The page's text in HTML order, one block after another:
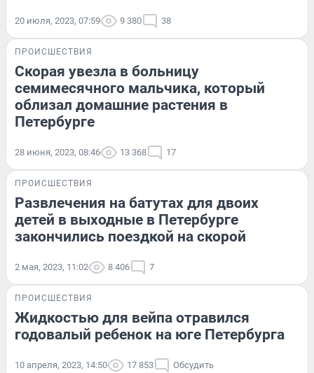
20 июля, 2023, 07:59 9 380 38
ПРОИСШЕСТВИЯ
Скорая увезла в больницу
семимесячного мальчика, который
облизал домашние растения в
Петербурге
28 июня, 2023, 08:46 13 368 17
ПРОИСШЕСТВИЯ
Развлечения на батутах для двоих
детей в выходные в Петербурге
закончились поездкой на скорой
2 мая, 2023, 11:02 8 406 7
ПРОИСШЕСТВИЯ
Жидкостью для вейпа отравился
годовалый ребенок на юге Петербурга
10 апреля, 2023, 14:50 17 853 Обсудить